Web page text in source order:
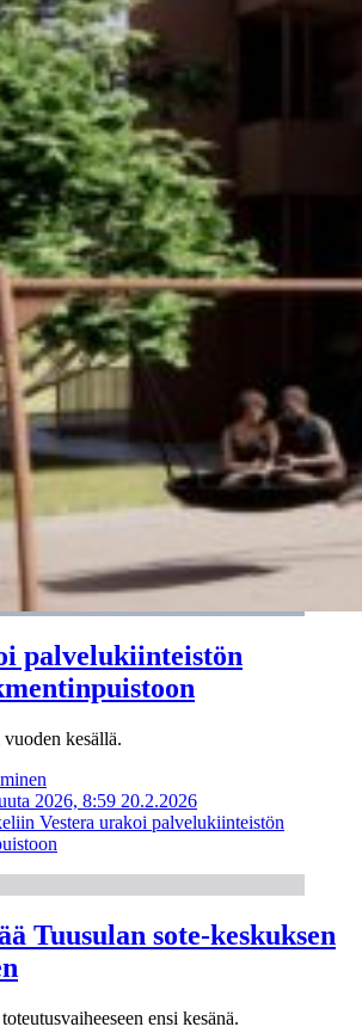
palvelukiinteistön
kesällä.
2026, 8:59 20.2.2026
Vestera urakoi palvelukiinteistön
Tuusulan sote-keskuksen
ensi kesänä.